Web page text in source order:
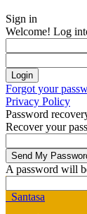
Sign in
Welcome! Log
Forgot your
Privacy Policy
Password
Recover your
A password will
Santasa